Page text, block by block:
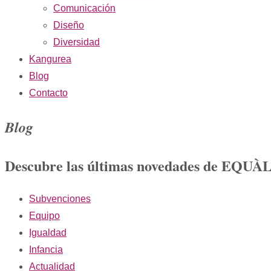
Comunicación
Diseño
Diversidad
Kangurea
Blog
Contacto
Blog
Descubre las últimas novedades de
Subvenciones
Equipo
Igualdad
Infancia
Actualidad